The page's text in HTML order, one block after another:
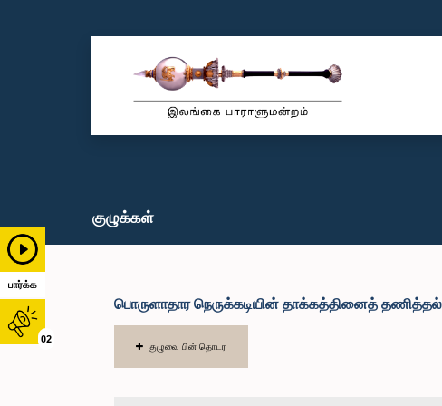
பார்க்க
02
குழுக்கள்
பொருளாதார நெருக்கடியின் தாக்கத்தினைத் தணித்தல்
குழுவை பின் தொடர